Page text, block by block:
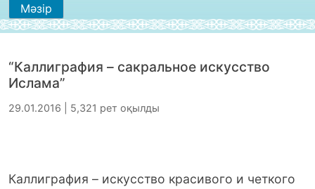
Мәзір
“Каллиграфия – сакральное искусство
Ислама”
29.01.2016 | 5,321 рет оқылды
Каллиграфия – искусство красивого и четкого